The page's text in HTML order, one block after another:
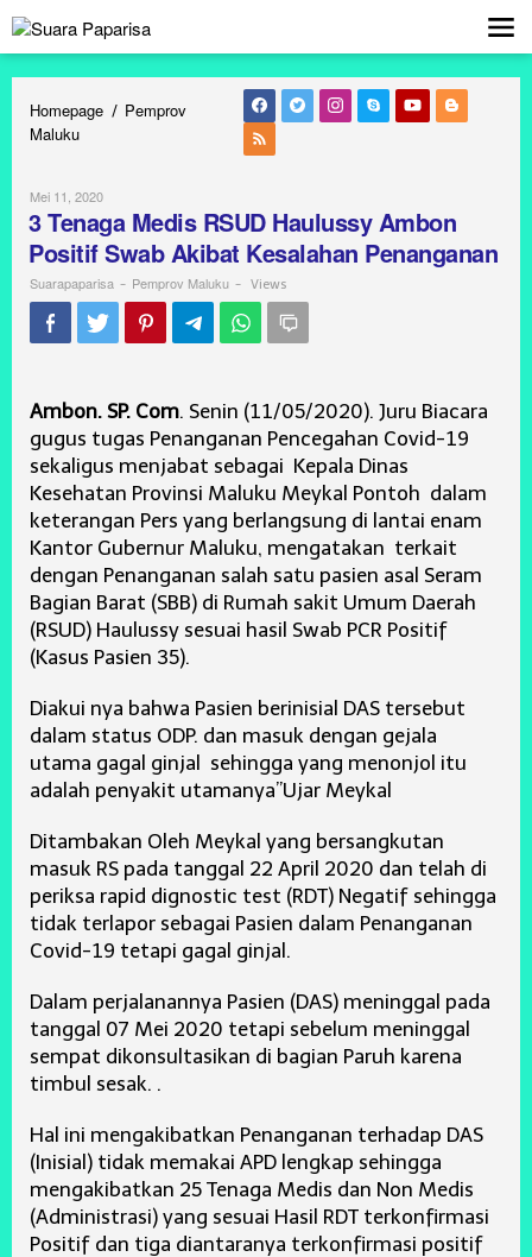
Lewati
ke
konten
Homepage / Pemprov
Maluku
RSUD
Haulussy
Ambon
Swab
Akibat
Kesalahan
Mei 11, 2020
Suarapaparisa
3 Tenaga Medis RSUD Haulussy Ambon
Positif Swab Akibat Kesalahan Penanganan
Suarapaparisa - Pemprov Maluku - Views
Ambon. SP. Com. Senin (11/05/2020). Juru Biacara
gugus tugas Penanganan Pencegahan Covid-19
sekaligus menjabat sebagai Kepala Dinas
Kesehatan Provinsi Maluku Meykal Pontoh dalam
keterangan Pers yang berlangsung di lantai enam
Kantor Gubernur Maluku, mengatakan terkait
dengan Penanganan salah satu pasien asal Seram
Bagian Barat (SBB) di Rumah sakit Umum Daerah
(RSUD) Haulussy sesuai hasil Swab PCR Positif
(Kasus Pasien 35).
Diakui nya bahwa Pasien berinisial DAS tersebut
dalam status ODP. dan masuk dengan gejala
utama gagal ginjal sehingga yang menonjol itu
adalah penyakit utamanya”Ujar Meykal
Ditambakan Oleh Meykal yang bersangkutan
masuk RS pada tanggal 22 April 2020 dan telah di
periksa rapid dignostic test (RDT) Negatif sehingga
tidak terlapor sebagai Pasien dalam Penanganan
Covid-19 tetapi gagal ginjal.
Dalam perjalanannya Pasien (DAS) meninggal pada
tanggal 07 Mei 2020 tetapi sebelum meninggal
sempat dikonsultasikan di bagian Paruh karena
timbul sesak. .
Hal ini mengakibatkan Penanganan terhadap DAS
(Inisial) tidak memakai APD lengkap sehingga
mengakibatkan 25 Tenaga Medis dan Non Medis
(Administrasi) yang sesuai Hasil RDT terkonfirmasi
Positif dan tiga diantaranya terkonfirmasi positif